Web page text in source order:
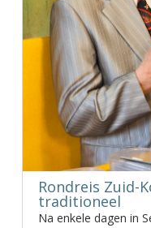
Rondreis Zuid-
traditioneel
Na enkele dagen in